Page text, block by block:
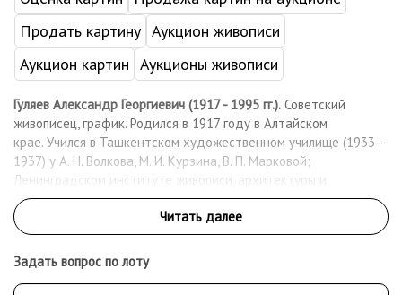
Продать картину Аукцион живописи
Аукцион картин Аукционы живописи
Гуляев Александр Георгиевич (1917 - 1995 гг.). Советский
живописец, график. Родился в 1917 году в Алтайском
крае. Учился в Ташкентском художественном училище (1933–
1937) у А. Н. Волкова, М. И. Курзина, В. П. Марковой;
Ленинградском институте живописи, архитектуры и
скульптуры — Институте живописи, скульптуры и архитектуры
им. И. Е. Репина (1937–1941, 1944–1946) на живописном
факультете у А. Е. Карева, И. П. Степашкина, Е. М. Чепцова, М. Д.
Бернштейна, Л. Ф. Овсянникова, А. А. Осмёркина. В 1946
выполнил дипломную работу-картину «Минин и Пожарский»,
Задать вопрос по лоту